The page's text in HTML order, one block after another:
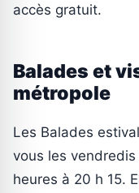
accès gratuit.
Balades et
métropole
Les Balades
vous les vendredis
heures à 20 h 15.